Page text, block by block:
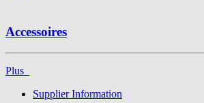
Accessoires
Plus
Supplier Information